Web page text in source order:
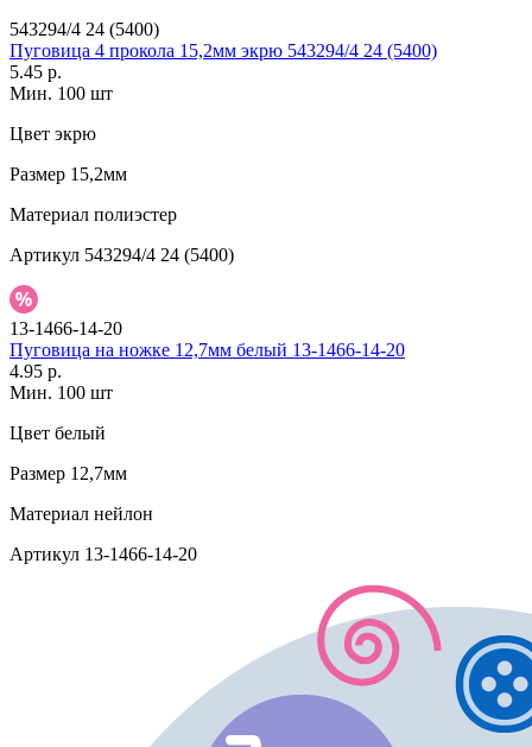
543294/4 24 (5400)
Пуговица 4 прокола 15,2мм экрю 543294/4 24 (5400)
5.45 р.
Мин. 100 шт
Цвет экрю
Размер 15,2мм
Материал полиэстер
Артикул 543294/4 24 (5400)
13-1466-14-20
Пуговица на ножке 12,7мм белый 13-1466-14-20
4.95 р.
Мин. 100 шт
Цвет белый
Размер 12,7мм
Материал нейлон
Артикул 13-1466-14-20